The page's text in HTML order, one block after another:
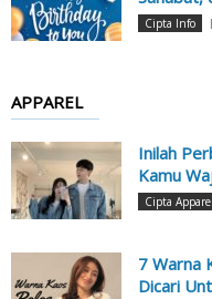
Cipta Info
APPAREL
Inilah
Kamu
Cipta Apparel
7 Warna
Dicari